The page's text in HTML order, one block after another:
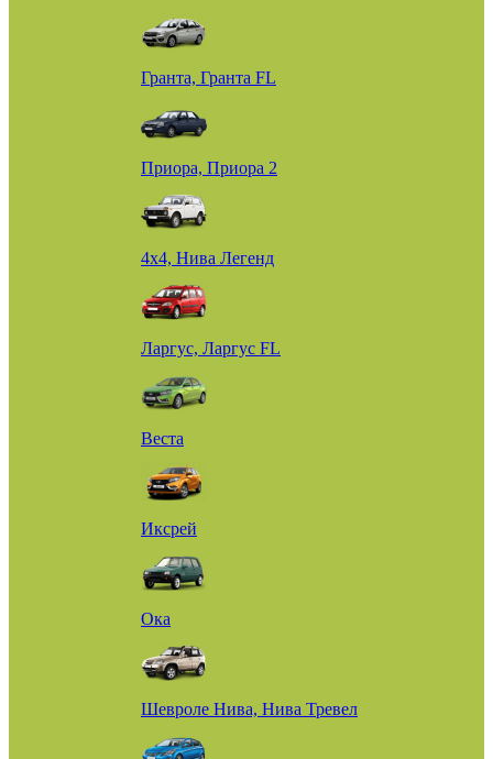
Гранта, Гранта FL
Приора, Приора 2
4х4, Нива Легенд
Ларгус, Ларгус FL
Веста
Иксрей
Ока
Шевроле Нива, Нива Тревел